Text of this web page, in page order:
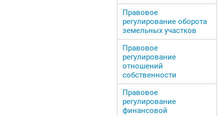
Правовое
регулирование оборота
земельных участков
Правовое
регулирование
отношений
собственности
Правовое
регулирование
финансовой